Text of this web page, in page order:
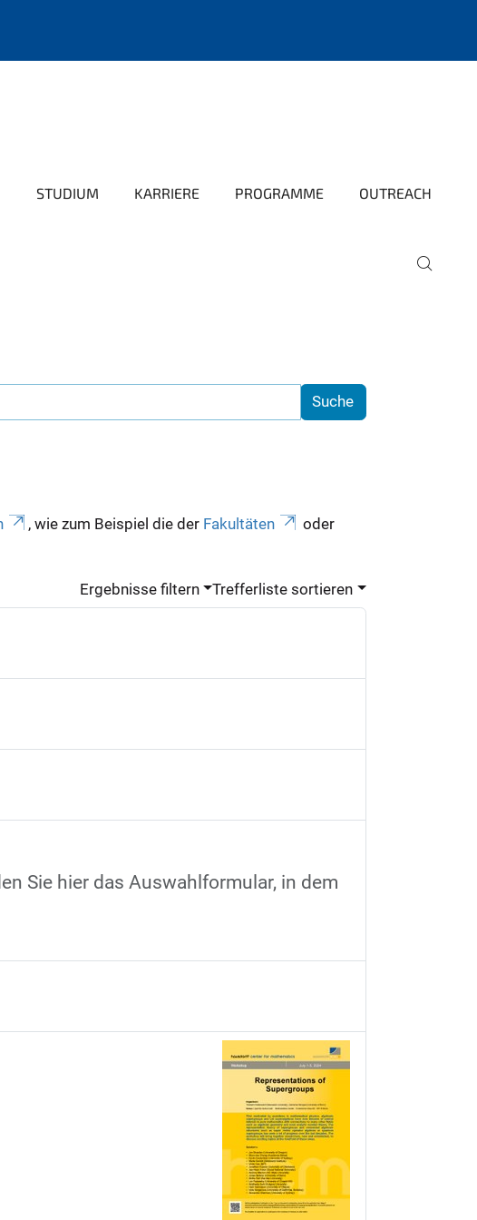
STUDIUM KARRIERE PROGRAMME OUTREACH
, wie zum Beispiel die der Fakultäten
oder
Ergebnisse filtern Trefferliste sortieren
Sie hier das Auswahlformular, in dem